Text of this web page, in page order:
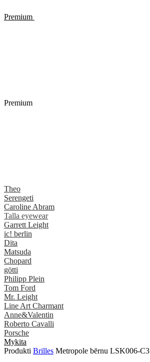
Premium
Premium
Theo
Serengeti
Caroline Abram
Talla eyewear
Garrett Leight
ic! berlin
Dita
Matsuda
Chopard
götti
Philipp Plein
Tom Ford
Mr. Leight
Line Art Charmant
Anne&Valentin
Roberto Cavalli
Porsche
Mykita
Produkti Brilles Metropole bērnu LSK006-C3